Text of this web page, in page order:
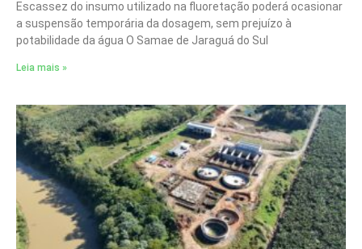
Escassez do insumo utilizado na fluoretação poderá ocasionar
a suspensão temporária da dosagem, sem prejuízo à
potabilidade da água O Samae de Jaraguá do Sul
Leia mais »